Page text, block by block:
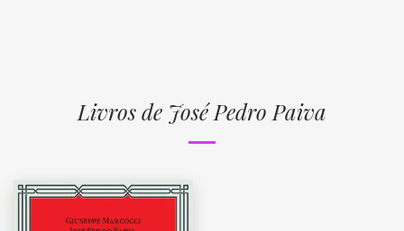
Livros de José Pedro Paiva